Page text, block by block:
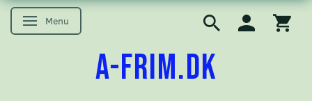
Skifte navigation
Menu
A-FRIM.DK